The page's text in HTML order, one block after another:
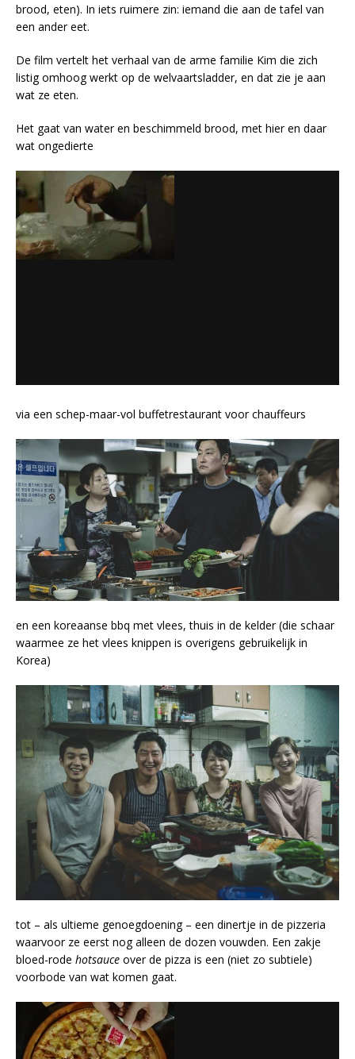
brood, eten). In iets ruimere zin: iemand die aan de tafel van
een ander eet.
De film vertelt het verhaal van de arme familie Kim die zich
listig omhoog werkt op de welvaartsladder, en dat zie je aan
wat ze eten.
Het gaat van water en beschimmeld brood, met hier en daar
wat ongedierte
via een schep-maar-vol buffetrestaurant voor chauffeurs
en een koreaanse bbq met vlees, thuis in de kelder (die schaar
waarmee ze het vlees knippen is overigens gebruikelijk in
Korea)
tot – als ultieme genoegdoening – een dinertje in de pizzeria
waarvoor ze eerst nog alleen de dozen vouwden. Een zakje
bloed-rode hotsauce over de pizza is een (niet zo subtiele)
voorbode van wat komen gaat.